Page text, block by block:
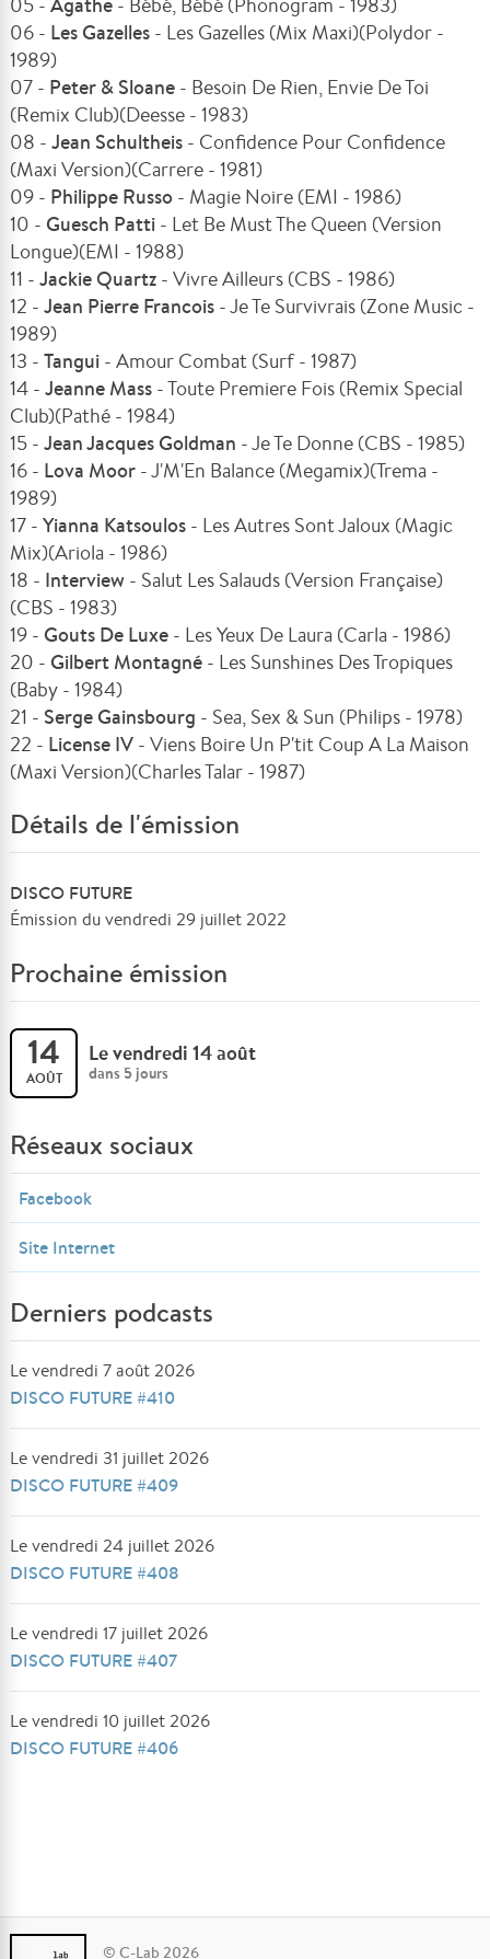
06 - Les Gazelles - Les Gazelles (Mix Maxi)(Polydor -
1989)
07 - Peter & Sloane - Besoin De Rien, Envie De Toi
(Remix Club)(Deesse - 1983)
08 - Jean Schultheis - Confidence Pour Confidence
(Maxi Version)(Carrere - 1981)
09 - Philippe Russo - Magie Noire (EMI - 1986)
10 - Guesch Patti - Let Be Must The Queen (Version
Longue)(EMI - 1988)
11 - Jackie Quartz - Vivre Ailleurs (CBS - 1986)
12 - Jean Pierre Francois - Je Te Survivrais (Zone Music -
1989)
13 - Tangui - Amour Combat (Surf - 1987)
14 - Jeanne Mass - Toute Premiere Fois (Remix Special
Club)(Pathé - 1984)
15 - Jean Jacques Goldman - Je Te Donne (CBS - 1985)
16 - Lova Moor - J'M'En Balance (Megamix)(Trema -
1989)
17 - Yianna Katsoulos - Les Autres Sont Jaloux (Magic
Mix)(Ariola - 1986)
18 - Interview - Salut Les Salauds (Version Française)
(CBS - 1983)
19 - Gouts De Luxe - Les Yeux De Laura (Carla - 1986)
20 - Gilbert Montagné - Les Sunshines Des Tropiques
(Baby - 1984)
21 - Serge Gainsbourg - Sea, Sex & Sun (Philips - 1978)
22 - License IV - Viens Boire Un P'tit Coup A La Maison
(Maxi Version)(Charles Talar - 1987)
Détails de l'émission
DISCO FUTURE
Émission du vendredi 29 juillet 2022
Prochaine émission
14
AOÛT
Le vendredi 14 août
dans 5 jours
Réseaux sociaux
Facebook
Site Internet
Derniers podcasts
Le vendredi 7 août 2026
DISCO FUTURE #410
Le vendredi 31 juillet 2026
DISCO FUTURE #409
Le vendredi 24 juillet 2026
DISCO FUTURE #408
Le vendredi 17 juillet 2026
DISCO FUTURE #407
Le vendredi 10 juillet 2026
DISCO FUTURE #406
© C-Lab 2026